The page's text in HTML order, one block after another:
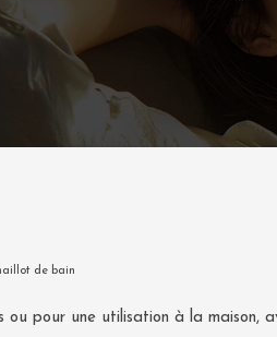
de bain
pour une utilisation à la maison,